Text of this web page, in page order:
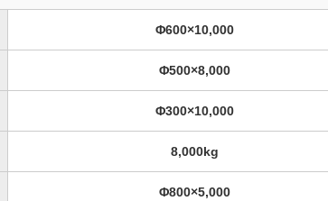
Φ600×10,000
Φ500×8,000
Φ300×10,000
8,000kg
Φ800×5,000